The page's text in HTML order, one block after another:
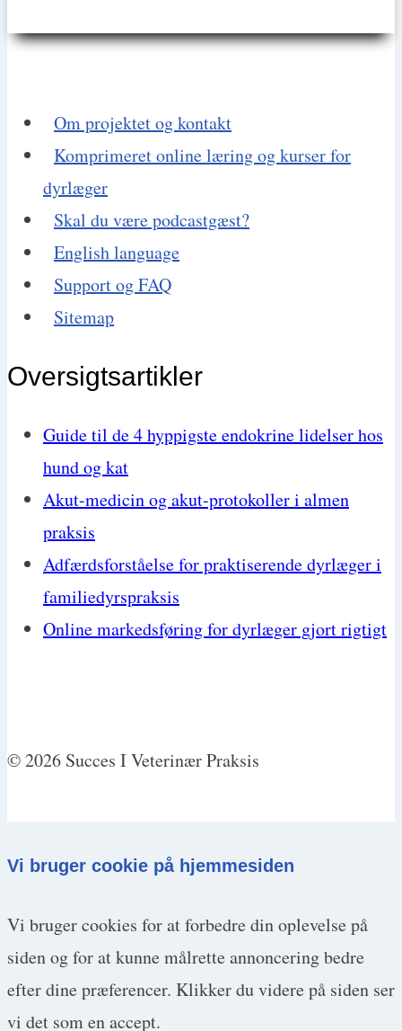
Om projektet og kontakt
Komprimeret online læring og kurser for
dyrlæger
Skal du være podcastgæst?
English language
Support og FAQ
Sitemap
Oversigtsartikler
Guide til de 4 hyppigste endokrine lidelser hos
hund og kat
Akut-medicin og akut-protokoller i almen
praksis
Adfærdsforståelse for praktiserende dyrlæger i
familiedyrspraksis
Online markedsføring for dyrlæger gjort rigtigt
© 2026 Succes I Veterinær Praksis
Vi bruger cookie på hjemmesiden
Vi bruger cookies for at forbedre din oplevelse på
siden og for at kunne målrette annoncering bedre
efter dine præferencer. Klikker du videre på siden ser
vi det som en accept.